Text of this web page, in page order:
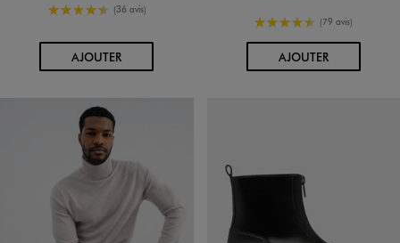
4.5/5 de moyenne
(36 avis)
AJOUTERAU PANIER
4.5/5 de moyenne
(79 avis)
AJOUTERAU PANIER